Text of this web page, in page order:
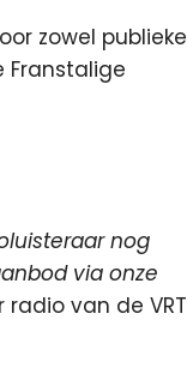
zowel publieke
Franstalige
nog
via onze
radio van de VRT